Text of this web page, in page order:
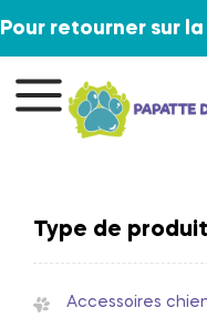
Pour retourner sur
Type de produit
Accessoires